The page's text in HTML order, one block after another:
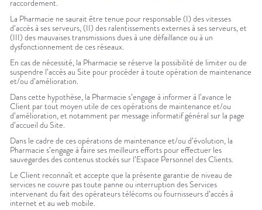
raccordement.
La Pharmacie ne saurait être tenue pour responsable (I) des vitesses
d’accès à ses serveurs, (II) des ralentissements externes à ses serveurs, et
(III) des mauvaises transmissions dues à une défaillance ou à un
dysfonctionnement de ces réseaux.
En cas de nécessité, la Pharmacie se réserve la possibilité de limiter ou de
suspendre l’accès au Site pour procéder à toute opération de maintenance
et/ou d’amélioration.
Dans cette hypothèse, la Pharmacie s’engage à informer à l’avance le
Client par tout moyen utile de ces opérations de maintenance et/ou
d’amélioration, et notamment par message informatif général sur la page
d’accueil du Site.
Dans le cadre de ces opérations de maintenance et/ou d’évolution, la
Pharmacie s’engage à faire ses meilleurs efforts pour effectuer les
sauvegardes des contenus stockés sur l’Espace Personnel des Clients.
Le Client reconnaît et accepte que la présente garantie de niveau de
services ne couvre pas toute panne ou interruption des Services
intervenant du fait des opérateurs télécoms ou fournisseurs d’accès à
internet et au web mobile.